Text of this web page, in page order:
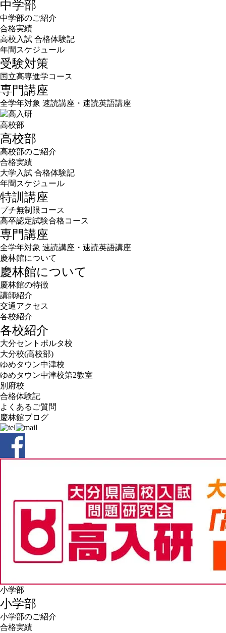
中学部
中学部のご紹介
合格実績
高校入試 合格体験記
年間スケジュール
受験対策
国立高専進学コース
専門講座
全学年対象 速読講座・速読英語講座
高校部
高校部
高校部のご紹介
合格実績
大学入試 合格体験記
年間スケジュール
特訓講座
プチ無制限コース
高卒認定試験合格コース
専門講座
全学年対象 速読講座・速読英語講座
慶林館について
慶林館について
慶林館の特徴
講師紹介
交通アクセス
各校紹介
各校紹介
大分セントポルタ校
大分校(高校部)
ゆめタウン中津校
ゆめタウン中津校第2教室
別府校
合格体験記
よくあるご質問
慶林館ブログ
小学部
小学部
小学部のご紹介
合格実績